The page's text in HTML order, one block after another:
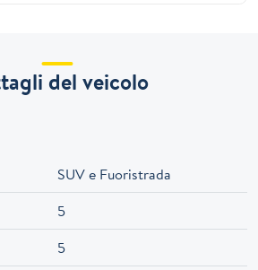
del veicolo
SUV e Fuoristrada
5
5